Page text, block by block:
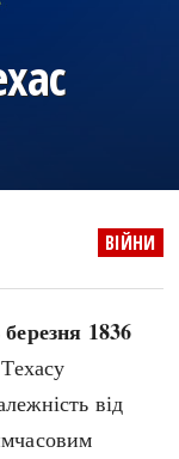
ВІЙНИ
березня 1836
від